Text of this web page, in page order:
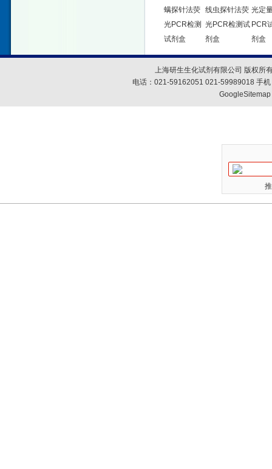
螨探针法荧
光PCR检测
试剂盒
线虫探针法荧
光PCR检测试
剂盒
光定
PCR
剂盒
上海研生生化试剂有限公司 版权所
电话：021-59162051 021-59989018 手
GoogleSitemap